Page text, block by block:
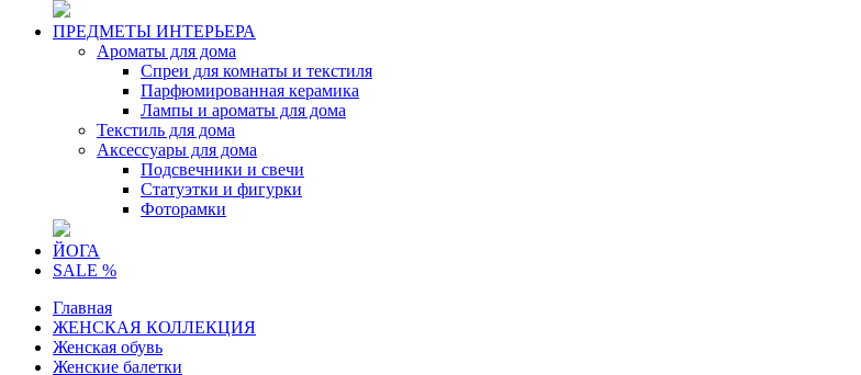
ПРЕДМЕТЫ ИНТЕРЬЕРА
Ароматы для дома
Спреи для комнаты и текстиля
Парфюмированная керамика
Лампы и ароматы для дома
Текстиль для дома
Аксессуары для дома
Подсвечники и свечи
Статуэтки и фигурки
Фоторамки
ЙОГА
SALE %
Главная
ЖЕНСКАЯ КОЛЛЕКЦИЯ
Женская обувь
Женские балетки